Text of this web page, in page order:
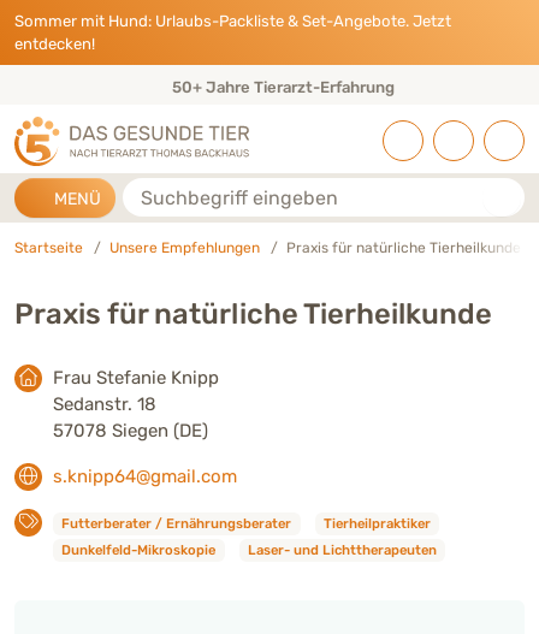
Direkt zu:
INHALT
HAUPTMENÜ
FOOTER
Sommer mit Hund: Urlaubs-Packliste & Set-Angebote. Jetzt
entdecken!
50+ Jahre Tierarzt-Erfahrung
MENÜ Suche
Startseite Unsere Empfehlungen Praxis für natürliche Tierheilkunde
Praxis für natürliche Tierheilkunde
Frau Stefanie Knipp
Sedanstr. 18
57078 Siegen (DE)
s.knipp64@gmail.com
Futterberater / Ernährungsberater
Tierheilpraktiker
Dunkelfeld-Mikroskopie
Laser- und Lichttherapeuten